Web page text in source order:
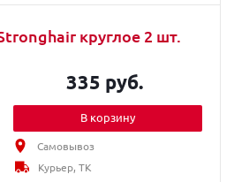
круглое 2 шт.
335 руб.
В корзину
Самовывоз
Курьер, ТК